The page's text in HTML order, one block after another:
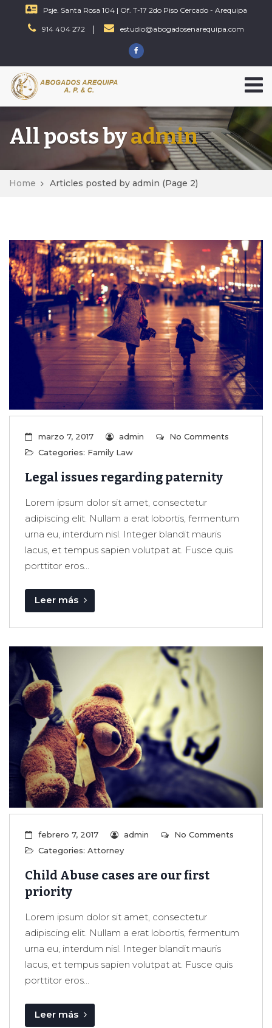
Psje. Santa Rosa 104 | Of. T-17 2do Piso Cercado - Arequipa
914 404 272 estudio@abogadosenarequipa.com
All posts byadmin
Home Articles posted by admin (Page 2)
marzo 7, 2017 admin
No Comments
Categories: Family Law
Legal issues regarding paternity
Lorem ipsum dolor sit amet, consectetur
adipiscing elit. Nullam a erat lobortis, fermentum
urna eu, interdum nisl. Integer blandit mauris
lacus, et tempus sapien volutpat at. Fusce quis
porttitor eros...
Leer más
febrero 7, 2017 admin
No Comments
Categories: Attorney
Child Abuse cases are our first
priority
Lorem ipsum dolor sit amet, consectetur
adipiscing elit. Nullam a erat lobortis, fermentum
urna eu, interdum nisl. Integer blandit mauris
lacus, et tempus sapien volutpat at. Fusce quis
porttitor eros...
Leer más